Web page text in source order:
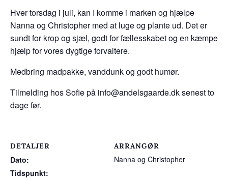
Hver torsdag i juli, kan I komme i marken og hjælpe
Nanna og Christopher med at luge og plante ud. Det er
sundt for krop og sjæl, godt for fællesskabet og en kæmpe
hjælp for vores dygtige forvaltere.
Medbring madpakke, vanddunk og godt humør.
Tilmelding hos Sofie på info@andelsgaarde.dk senest to
dage før.
DETALJER
Dato:
Tidspunkt:
ARRANGØR
Nanna og Christopher